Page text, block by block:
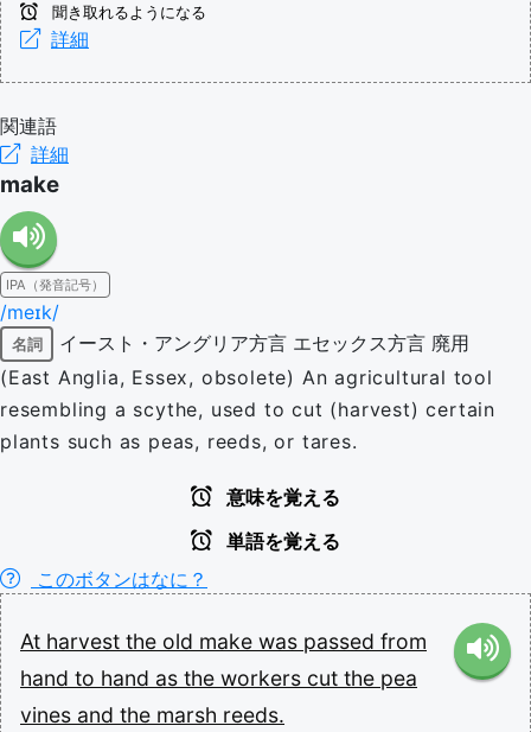
聞き取れるようになる
詳細
関連語
詳細
make
IPA（発音記号）
/meɪk/
名詞 イースト・アングリア方言 エセックス方言 廃用
(East Anglia, Essex, obsolete) An agricultural tool
resembling a scythe, used to cut (harvest) certain
plants such as peas, reeds, or tares.
意味を覚える
単語を覚える
このボタンはなに？
At harvest the old make was passed from
hand to hand as the workers cut the pea
vines and the marsh reeds.